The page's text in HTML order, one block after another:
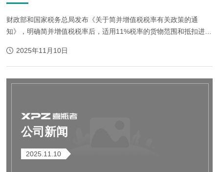
财政部和国家税务总局发布《关于简并增值税税率有关政策的通
知》，明确简并增值税税率后，适用11%税率的货物范围和抵扣进项
由四档减至17％、11％和6％三档，取消13％这一...
2025年11月10日
公司新闻
2025.11.10